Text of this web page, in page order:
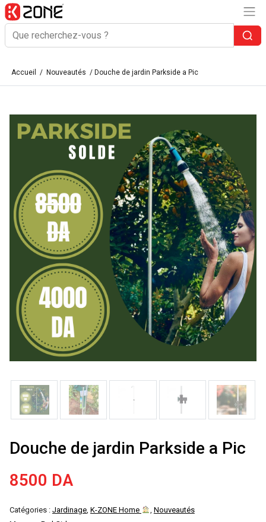
Accueil / Nouveautés / Douche de jardin Parkside a Pic
Douche de jardin Parkside a Pic
8500 DA
Catégories : Jardinage, K-ZONE Home , Nouveautés